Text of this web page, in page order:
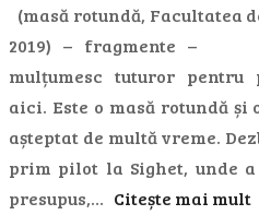
(masă rotundă, Facultatea
2019) – fragmente –
mulțumesc tuturor pentru
aici. Este o masă rotundă și
așteptat de multă vreme.
prim pilot la Sighet, unde
presupus,… Citește mai mult